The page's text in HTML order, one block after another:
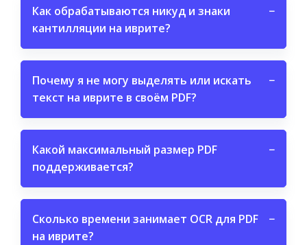
Как обрабатываются никуд и знаки
кантилляции на иврите?
−
Почему я не могу выделять или искать
текст на иврите в своём PDF?
−
Какой максимальный размер PDF
поддерживается?
−
Сколько времени занимает OCR для PDF
на иврите?
−